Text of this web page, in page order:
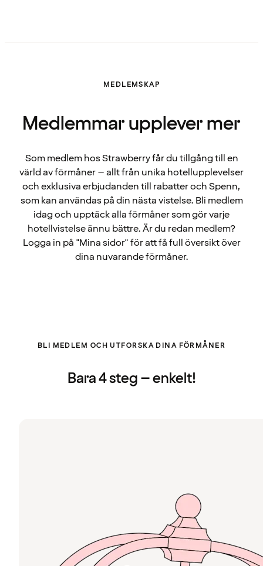
MEDLEMSKAP
Medlemmar upplever mer
Som medlem hos Strawberry får du tillgång till en
värld av förmåner – allt från unika hotellupplevelser
och exklusiva erbjudanden till rabatter och Spenn,
som kan användas på din nästa vistelse. Bli medlem
idag och upptäck alla förmåner som gör varje
hotellvistelse ännu bättre. Är du redan medlem?
Logga in på "Mina sidor" för att få full översikt över
dina nuvarande förmåner.
BLI MEDLEM OCH UTFORSKA DINA FÖRMÅNER
Bara 4 steg – enkelt!